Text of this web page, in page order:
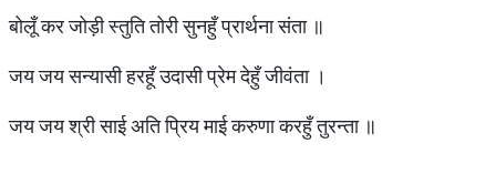
बोलूँ कर जो‌ड़ी स्तुति तोरी सुनहुँ प्रार्थना संता ॥
जय जय सन्यासी हरहूँ उदासी प्रेम देहुँ जीवंता ।
जय जय श्री साई अति प्रिय माई करुणा करहुँ तुरन्ता ॥